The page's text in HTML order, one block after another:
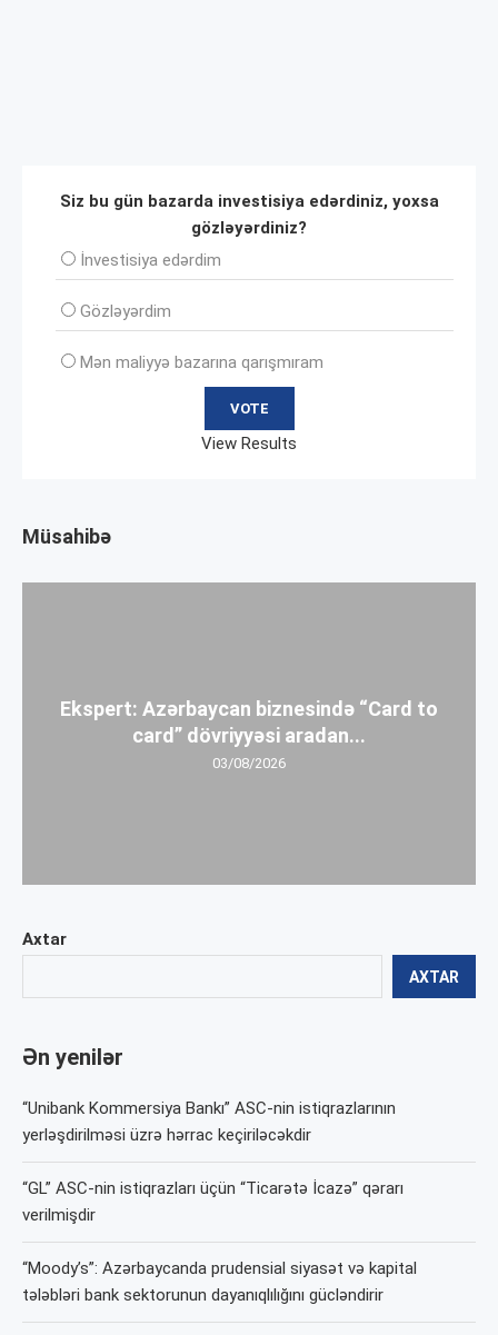
Axtar
AXTAR
Ən yenilər
“Unibank Kommersiya Bankı” ASC-nin istiqrazlarının
yerləşdirilməsi üzrə hərrac keçiriləcəkdir
“GL” ASC-nin istiqrazları üçün “Ticarətə İcazə” qərarı
verilmişdir
“Moody’s”: Azərbaycanda prudensial siyasət və kapital
tələbləri bank sektorunun dayanıqlılığını gücləndirir
Siz bu gün bazarda investisiya edərdiniz, yoxsa
gözləyərdiniz?
İnvеstisiya edərdim
Gözləyərdim
Mən maliyyə bazarına qarışmıram
View Results
Müsahibə
Ekspert: Azərbaycan biznesində “Card to
card” dövriyyəsi aradan...
03/08/2026